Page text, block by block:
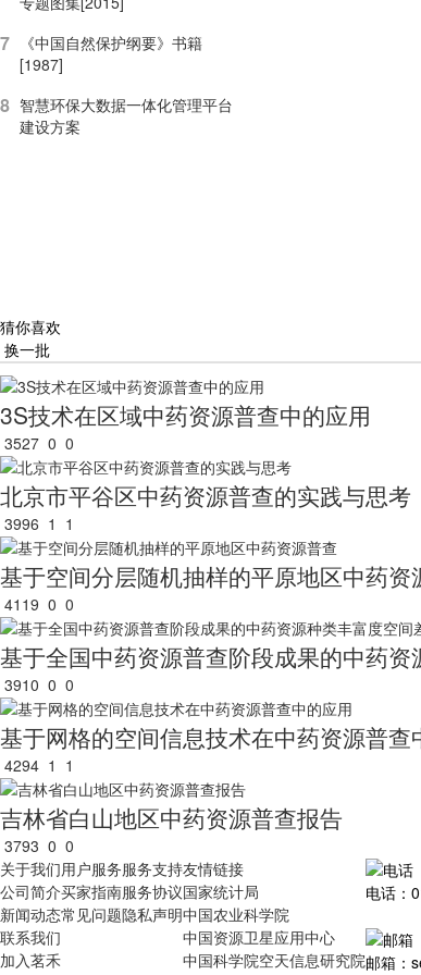
7
《中国自然保护纲要》书籍
[1987]
8 智慧环保大数据一体化管理平台
建设方案
猜你喜欢
换一批
3S技术在区域中药资源普查中的应用
3527 0 0
北京市平谷区中药资源普查的实践与思考
3996 1 1
基于空间分层随机抽样的平原地区中药资
4119 0 0
基于全国中药资源普查阶段成果的中药
3910 0 0
基于网格的空间信息技术在中药资源普查
4294 1 1
吉林省白山地区中药资源普查报告
3793 0 0
关于我们
公司简介
新闻动态
联系我们
加入茗禾
用户服务
买家指南
常见问题
服务支持
服务协议
隐私声明
友情链接
国家统计局
中国农业科学院
中国资源卫星应用中心
中国科学院空天信息研究院
电话：
邮箱：